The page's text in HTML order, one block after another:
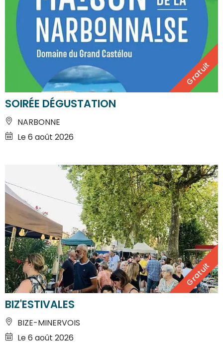
Gratuit
SOIRÉE DÉGUSTATION
NARBONNE
Le 6 août 2026
Gratuit
BIZ'ESTIVALES
BIZE-MINERVOIS
Le 6 août 2026